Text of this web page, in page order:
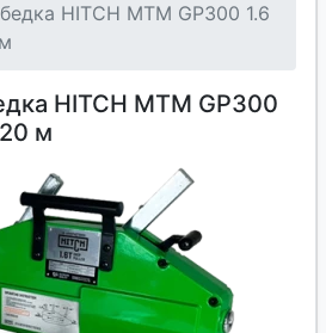
HITCH МТМ GP300 1.6
HITCH МТМ GP300
м